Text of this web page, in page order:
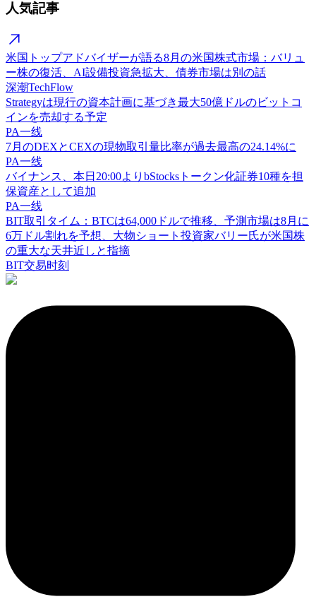
人気記事
米国トップアドバイザーが語る8月の米国株式市場：バリュ
ー株の復活、AI設備投資急拡大、債券市場は別の話
深潮TechFlow
Strategyは現行の資本計画に基づき最大50億ドルのビットコ
インを売却する予定
PA一线
7月のDEXとCEXの現物取引量比率が過去最高の24.14%に
PA一线
バイナンス、本日20:00よりbStocksトークン化証券10種を担
保資産として追加
PA一线
BIT取引タイム：BTCは64,000ドルで推移、予測市場は8月に
6万ドル割れを予想、大物ショート投資家バリー氏が米国株
の重大な天井近しと指摘
BIT交易时刻